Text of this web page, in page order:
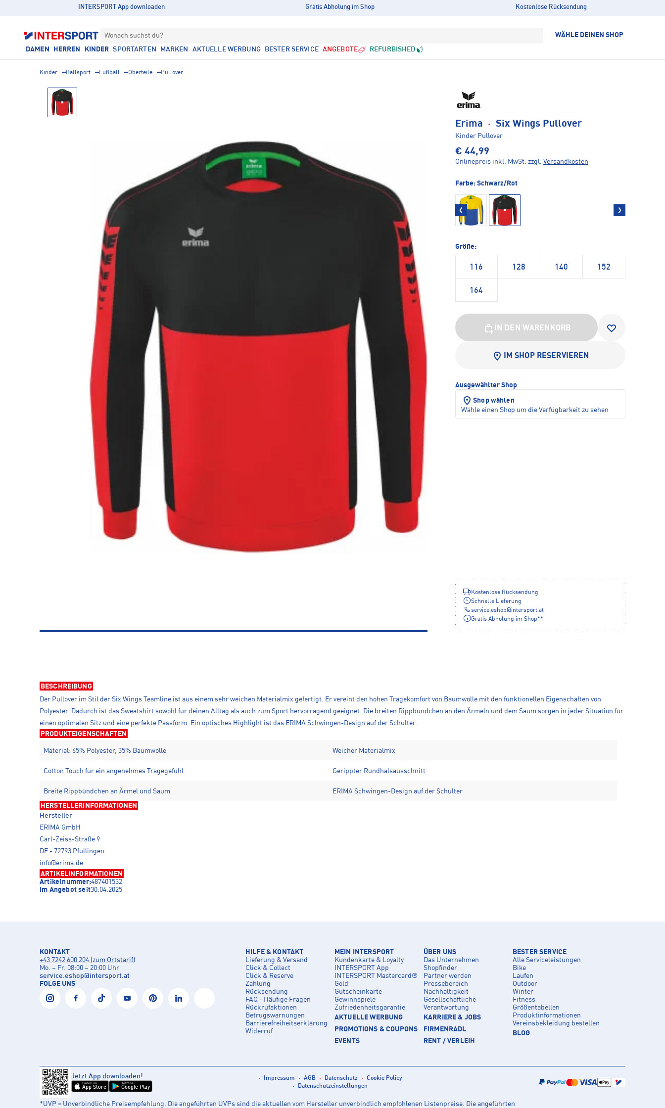
INTERSPORT App downloaden Gratis Abholung im Shop Kostenlose Rücksendung
Wonach suchst du? WÄHLE DEINEN SHOP
DAMEN HERREN KINDER SPORTARTEN MARKEN AKTUELLE WERBUNG BESTER SERVICE ANGEBOTE REFURBISHED
Kinder Ballsport Fußball Oberteile Pullover
Erima · Six Wings Pullover
Kinder Pullover
€ 44,99
Onlinepreis inkl. MwSt. zzgl. Versandkosten
Farbe: Schwarz/Rot
Größe:
116 128 140 152
164
IN DEN WARENKORB
IM SHOP RESERVIEREN
Ausgewählter Shop
Shop wählen
Wähle einen Shop um die Verfügbarkeit zu sehen
Kostenlose Rücksendung
Schnelle Lieferung
service.eshop@ intersport.at
Gratis Abholung im Shop**
BESCHREIBUNG
Der Pullover im Stil der Six Wings Teamline ist aus einem sehr weichen Materialmix gefertigt. Er vereint den hohen Tragekomfort von Baumwolle mit den funktionellen Eigenschaften von
Polyester. Dadurch ist das Sweatshirt sowohl für deinen Alltag als auch zum Sport hervorragend geeignet. Die breiten Rippbündchen an den Ärmeln und dem Saum sorgen in jeder Situation für
einen optimalen Sitz und eine perfekte Passform. Ein optisches Highlight ist das ERIMA Schwingen-Design auf der Schulter.
PRODUKTEIGENSCHAFTEN
Material: 65% Polyester, 35% Baumwolle Weicher Materialmix
Cotton Touch für ein angenehmes Tragegefühl Gerippter Rundhalsausschnitt
Breite Rippbündchen an Ärmel und Saum ERIMA Schwingen-Design auf der Schulter
HERSTELLERINFORMATIONEN
Hersteller
ERIMA GmbH
Carl-Zeiss-Straße 9
DE - 72793 Pfullingen
info@erima.de
ARTIKELINFORMATIONEN
Artikelnummer:487401532
Im Angebot seit30.04.2025
KONTAKT
+43 7242 600 204 (zum Ortstarif)
Mo. – Fr. 08:00 – 20:00 Uhr
service.eshop@intersport.at
FOLGE UNS
HILFE & KONTAKT
Lieferung & Versand
Click & Collect
Click & Reserve
Zahlung
Rücksendung
FAQ - Häufige Fragen
Rückrufaktionen
Betrugswarnungen
Barrierefreiheitserklärung
Widerruf
MEIN INTERSPORT
Kundenkarte & Loyalty
INTERSPORT App
INTERSPORT Mastercard®
Gold
Gutscheinkarte
Gewinnspiele
Zufriedenheitsgarantie
AKTUELLE WERBUNG
PROMOTIONS & COUPONS
EVENTS
ÜBER UNS
Das Unternehmen
Shopfinder
Partner werden
Pressebereich
Nachhaltigkeit
Gesellschaftliche
Verantwortung
KARRIERE & JOBS
FIRMENRADL
RENT / VERLEIH
BESTER SERVICE
Alle Serviceleistungen
Bike
Laufen
Outdoor
Winter
Fitness
Größentabellen
Produktinformationen
Vereinsbekleidung bestellen
BLOG
Jetzt App downloaden!
Laden im
App Store
Jetzt bei
Google Play
Impressum AGB Datenschutz
Cookie Policy
Datenschutzeinstellungen
*UVP = Unverbindliche Preisempfehlung. Die angeführten UVPs sind die aktuellen vom Hersteller unverbindlich empfohlenen Listenpreise. Die angeführten